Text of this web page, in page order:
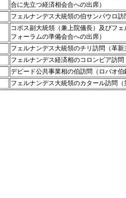
合に先立つ経済相会合への出席）
フェルナンデス大統領の伯サンパウロ
コボス副大統領（兼上院儀長）及びフ
フォーラムの準備会合への出席）
フェルナンデス大統領のチリ訪問（革
フェルナンデス経済相のコロンビア訪
デビード公共事業相の伯訪問（ロバオ
フェルナンデス大統領のカタール訪問